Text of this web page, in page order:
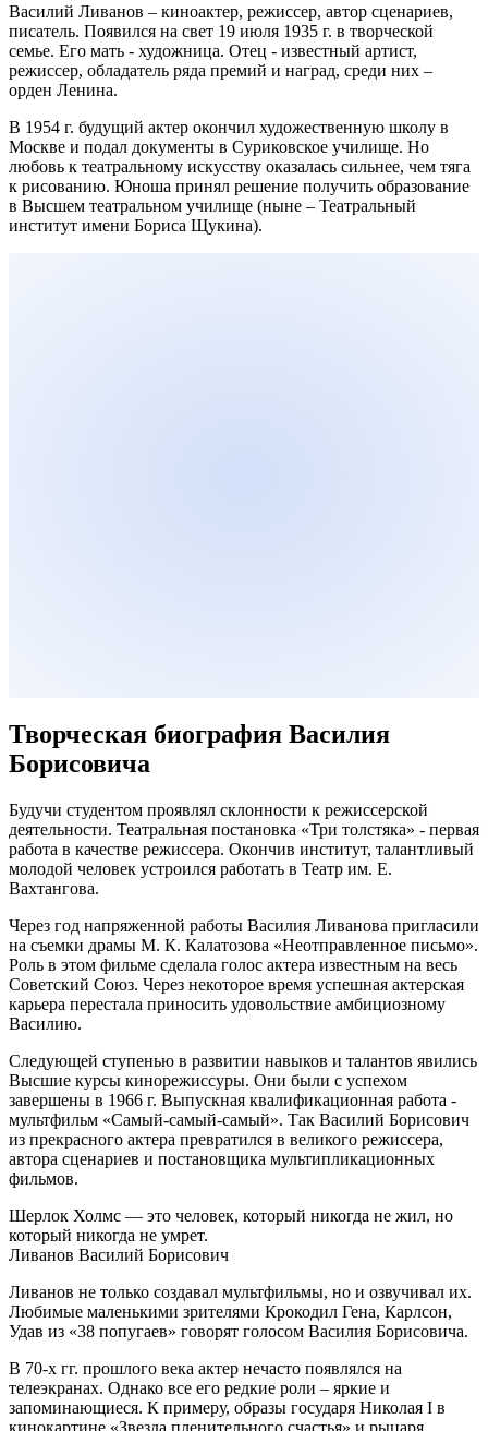
Василий Ливанов – киноактер, режиссер, автор сценариев,
писатель. Появился на свет 19 июля 1935 г. в творческой
семье. Его мать - художница. Отец - известный артист,
режиссер, обладатель ряда премий и наград, среди них –
орден Ленина.
В 1954 г. будущий актер окончил художественную школу в
Москве и подал документы в Суриковское училище. Но
любовь к театральному искусству оказалась сильнее, чем тяга
к рисованию. Юноша принял решение получить образование
в Высшем театральном училище (ныне – Театральный
институт имени Бориса Щукина).
Творческая биография Василия
Борисовича
Будучи студентом проявлял склонности к режиссерской
деятельности. Театральная постановка «Три толстяка» - первая
работа в качестве режиссера. Окончив институт, талантливый
молодой человек устроился работать в Театр им. Е.
Вахтангова.
Через год напряженной работы Василия Ливанова пригласили
на съемки драмы М. К. Калатозова «Неотправленное письмо».
Роль в этом фильме сделала голос актера известным на весь
Советский Союз. Через некоторое время успешная актерская
карьера перестала приносить удовольствие амбициозному
Василию.
Следующей ступенью в развитии навыков и талантов явились
Высшие курсы кинорежиссуры. Они были с успехом
завершены в 1966 г. Выпускная квалификационная работа -
мультфильм «Самый-самый-самый». Так Василий Борисович
из прекрасного актера превратился в великого режиссера,
автора сценариев и постановщика мультипликационных
фильмов.
Шерлок Холмс — это человек, который никогда не жил, но
который никогда не умрет.
Ливанов Василий Борисович
Ливанов не только создавал мультфильмы, но и озвучивал их.
Любимые маленькими зрителями Крокодил Гена, Карлсон,
Удав из «38 попугаев» говорят голосом Василия Борисовича.
В 70-х гг. прошлого века актер нечасто появлялся на
телеэкранах. Однако все его редкие роли – яркие и
запоминающиеся. К примеру, образы государя Николая I в
кинокартине «Звезда пленительного счастья» и рыцаря